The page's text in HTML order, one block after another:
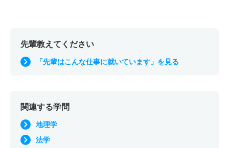
先輩教えてください
「先輩はこんな仕事に就いています」を見る
関連する学問
地理学
法学